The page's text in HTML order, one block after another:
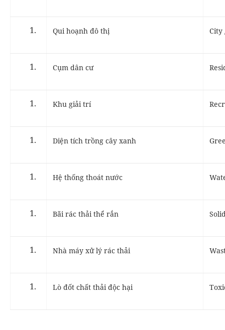
Qui hoạnh đô thị City
Cụm dân cư
Khu giải trí
Diện tích trồng cây xanh
Hệ thống thoát nước
Bãi rác thải thể rắn
Nhà máy xử lý rác thải
Lò đốt chất thải độc hại